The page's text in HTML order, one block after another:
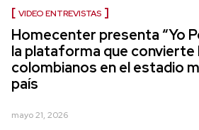
VIDEO ENTREVISTAS
Homecenter presenta “Yo
la plataforma que convierte
colombianos en el estadio
país
mayo 21, 2026